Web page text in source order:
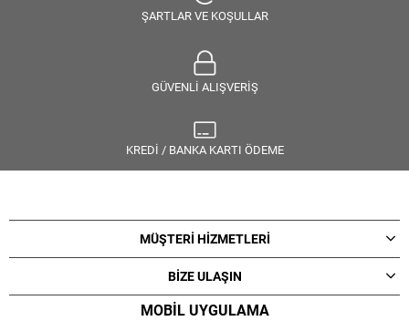
ŞARTLAR VE KOŞULLAR
GÜVENLİ ALIŞVERİŞ
KREDİ / BANKA KARTI ÖDEME
MÜŞTERİ HİZMETLERİ
BİZE ULAŞIN
MOBİL UYGULAMA